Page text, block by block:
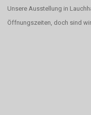
Unsere Ausstellung in
Öffnungszeiten, doch sind